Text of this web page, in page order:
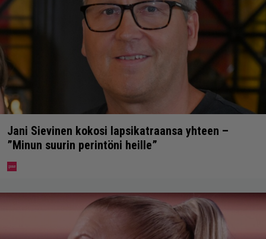
Jani Sievinen kokosi lapsikatraansa yhteen –
”Minun suurin perintöni heille”